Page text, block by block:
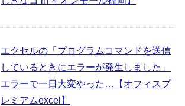
エクセルの「プログラムコマンドを送信
しているときにエラーが発生しました」
エラーで一日大変やった…【オフィスプ
レミアムexcel】